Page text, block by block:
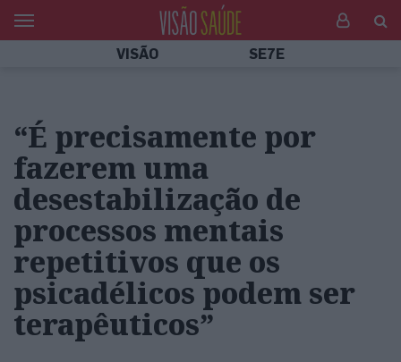
VISÃO SE7E
“É precisamente por
fazerem uma
desestabilização de
processos mentais
repetitivos que os
psicadélicos podem ser
terapêuticos”